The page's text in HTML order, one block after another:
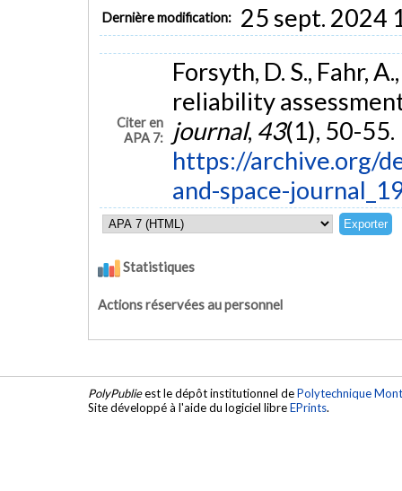
Dernière modification: 25 sept. 2024
Citer en
APA 7:
Forsyth, D. S., Fahr,
reliability
journal, 43(1), 50-55.
https://archive.org/
and-space-
Statistiques
Actions réservées au personnel
PolyPublieest le dépôt institutionnel dePolytechnique
Site développé à l'aide du logiciel libreEPrints.